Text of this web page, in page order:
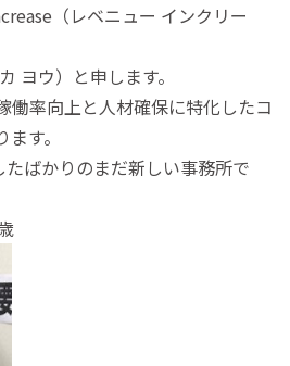
（レベニュー インクリー
ヨウ）と申します。
働率向上と人材確保に特化したコ
す。
ばかりのまだ新しい事務所で